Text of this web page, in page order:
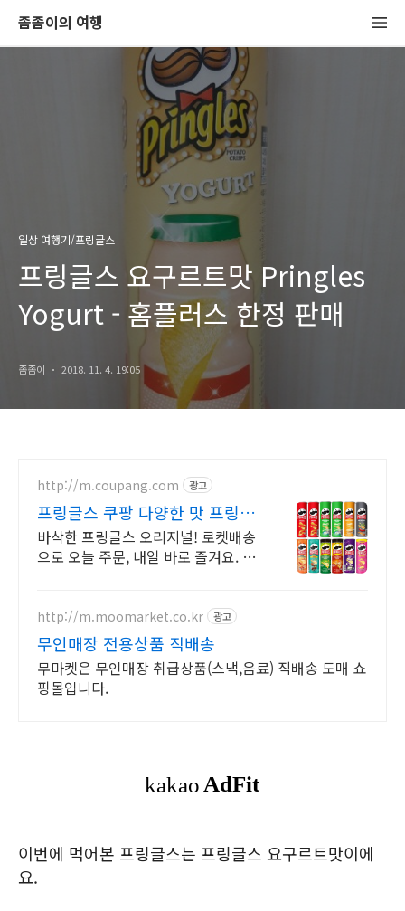
좀좀이의 여행
일상 여행기/프링글스
프링글스 요구르트맛 Pringles
Yogurt - 홈플러스 한정 판매
좀좀이 2018. 11. 4. 19:05
http://m.coupang.com 광고
프링글스 쿠팡 다양한 맛 프링글
스
바삭한 프링글스 오리지널! 로켓배송
으로 오늘 주문, 내일 바로 즐겨요. 짭
http://m.moomarket.co.kr 광고
무인매장 전용상품 직배송
무마켓은 무인매장 취급상품(스낵,음료) 직배송 도매 쇼
핑몰입니다.
이번에 먹어본 프링글스는 프링글스 요구르트맛이에
요.